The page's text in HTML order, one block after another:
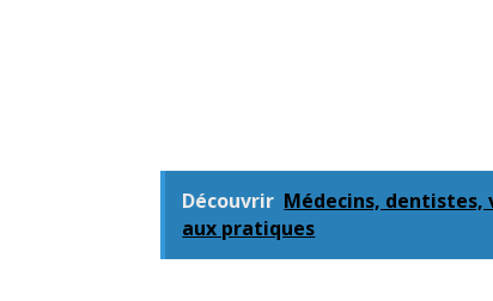
Découvrir Médecins, dentistes,
aux pratiques